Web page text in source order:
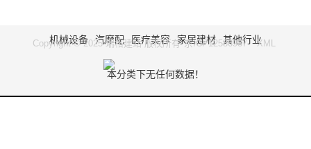
机械设备 汽摩配 医疗美容 家居建材 其他行业
本分类下无任何数据！
Copyright © 2025 瑞格建站 版权所有 京ICP12586987 XML